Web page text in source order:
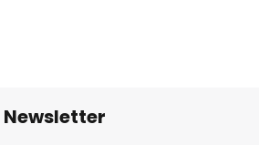
Newsletter